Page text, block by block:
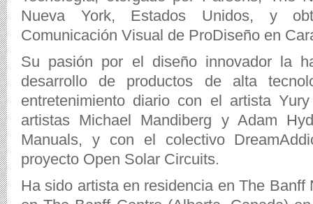
Nueva York, Estados Unidos, y
Comunicación Visual de ProDiseño en
Su pasión por el diseño innovador la
desarrollo de productos de alta
entretenimiento diario con el artista
artistas Michael Mandiberg y Adam
Manuals, y con el colectivo
proyecto Open Solar Circuits.
Ha sido artista en residencia en The